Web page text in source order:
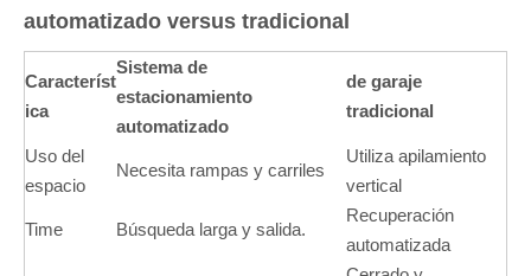
automatizado versus tradicional
Característ
ica
Sistema de
estacionamiento
automatizado
de garaje
tradicional
Uso del
espacio
Necesita rampas y carriles
Utiliza apilamiento
vertical
Time Búsqueda larga y salida.
Recuperación
automatizada